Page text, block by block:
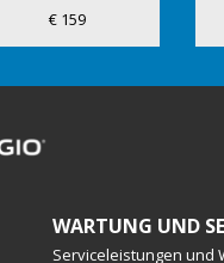
€ 159
WARTUNG UND
Serviceleistungen und